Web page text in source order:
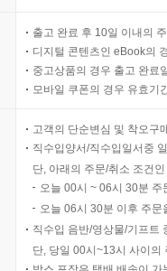
출고 완료 후 10일 이내의
디지털 콘텐츠인 eBook의
중고상품의 경우 출고 완료
모바일 쿠폰의 경우 유효기
고객의 단순변심 및 착오구
직수입양서/직수입일서중
단, 아래의 주문/취소 조건
오늘 00시 ~ 06시 30분
오늘 06시 30분 이후 주
직수입 음반/영상물/기프트
단, 당일 00시~13시 사이의